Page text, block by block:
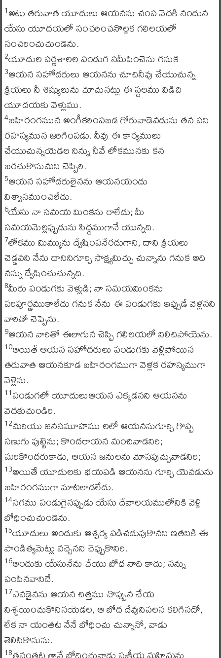
1అటు తరువాత యూదులు ఆయనను చంప వెదకి నందున
యేసు యూదయలో సంచరించనొల్లక గలిలయలో
సంచరించుచుండెను.
2యూదుల పర్ణశాలల పండుగ సమీపించెను గనుక
3ఆయన సహోదరులు ఆయనను చూచినీవు చేయుచున్న
క్రియలు నీ శిష్యులును చూచునట్లు ఈ స్థలము విడిచి
యూదయకు వెళ్లుము.
4బహిరంగమున అంగీకరింపబడ గోరువాడెవడును తన పని
రహస్యమున జరిగింపడు. నీవు ఈ కార్యములు
చేయుచున్నయెడల నిన్ను నీవే లోకమునకు కన
బరచుకొనుమని చెప్పిరి.
5ఆయన సహోదరులైనను ఆయనయందు
విశ్వాసముంచలేదు.
6యేసు నా సమయ మింకను రాలేదు; మీ
సమయమెల్లప్పుడును సిద్ధముగానే యున్నది.
7లోకము మిమ్మును ద్వేషింపనేరదుగాని, దాని క్రియలు
చెడ్డవని నేను దానినిగూర్చి సాక్ష్యమిచ్చు చున్నాను గనుక అది
నన్ను ద్వేషించుచున్నది.
8మీరు పండుగకు వెళ్లుడి; నా సమయమింకను
పరిపూర్ణముకాలేదు గనుక నేను ఈ పండుగకు ఇప్పుడే వెళ్లనని
వారితో చెప్పెను.
9ఆయన వారితో ఈలాగున చెప్పి గలిలయలో నిలిచిపోయెను.
10అయితే ఆయన సహోదరులు పండుగకు వెళ్లిపోయిన
తరువాత ఆయనకూడ బహిరంగముగా వెళ్లక రహస్యముగా
వెళ్లెను.
11పండుగలో యూదులుఆయన ఎక్కడనని ఆయనను
వెదకుచుండిరి.
12మరియు జనసమూహము లలో ఆయననుగూర్చి గొప్ప
సణుగు పుట్టెను; కొందరాయన మంచివాడనిరి;
మరికొందరుకాడు, ఆయన జనులను మోసపుచ్చువాడనిరి;
13అయితే యూదులకు భయపడి ఆయనను గూర్చి యెవడును
బహిరంగముగా మాటలాడలేదు.
14సగము పండుగైనప్పుడు యేసు దేవాలయములోనికి వెళ్లి
బోధించుచుండెను.
15యూదులు అందుకు ఆశ్చర్య పడిచదువుకొనని ఇతనికి ఈ
పాండిత్యమెట్లు వచ్చెనని చెప్పుకొనిరి.
16అందుకు యేసునేను చేయు బోధ నాది కాదు; నన్ను
పంపినవానిదే.
17ఎవడైనను ఆయన చిత్తము చొప్పున చేయ
నిశ్చయించుకొనినయెడల, ఆ బోధ దేవునివలన కలిగినదో,
లేక నా యంతట నేనే బోధించు చున్నానో, వాడు
తెలిసికొనును.
18